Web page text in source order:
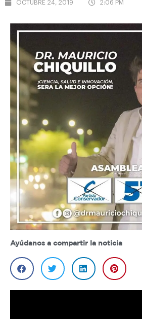
OCTUBRE 24, 2019 2:06 PM
Ayúdanos a compartir la noticia